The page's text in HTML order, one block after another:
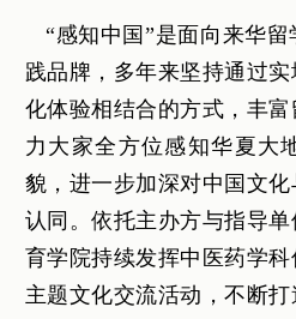
“感知中国”是面向来华留
践品牌，多年来坚持通过
化体验相结合的方式，丰
力大家全方位感知华夏大
貌，进一步加深对中国文
认同。依托主办方与指导
育学院持续发挥中医药学
主题文化交流活动，不断